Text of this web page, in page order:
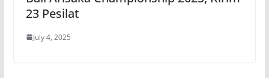
23 Pesilat
July 4, 2025